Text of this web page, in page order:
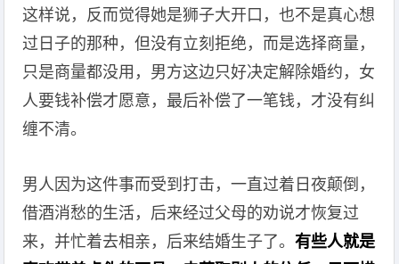
这样说，反而觉得她是狮子大开口，也不是真心想
过日子的那种，但没有立刻拒绝，而是选择商量，
只是商量都没用，男方这边只好决定解除婚约，女
人要钱补偿才愿意，最后补偿了一笔钱，才没有纠
缠不清。
男人因为这件事而受到打击，一直过着日夜颠倒，
借酒消愁的生活，后来经过父母的劝说才恢复过
来，并忙着去相亲，后来结婚生子了。有些人就是